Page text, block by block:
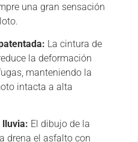
una gran sensación
La cintura de
la deformación
manteniendo la
intacta a alta
lluvia: El dibujo de la
drena el asfalto con